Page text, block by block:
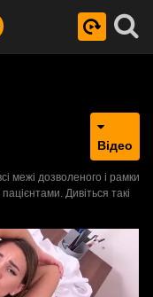
Відео
межі дозволеного і рамки
Дивіться такі